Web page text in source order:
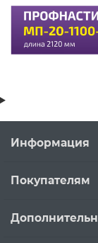
Информация
Покупателям